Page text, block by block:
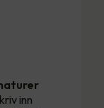
inn